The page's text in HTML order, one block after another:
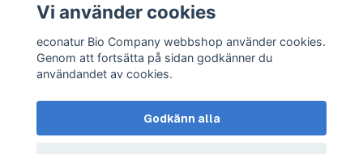
Sociala medier
Vi använder cookies
econatur Bio Company webbshop använder cookies.
Genom att fortsätta på sidan godkänner du
användandet av cookies.
Godkänn alla